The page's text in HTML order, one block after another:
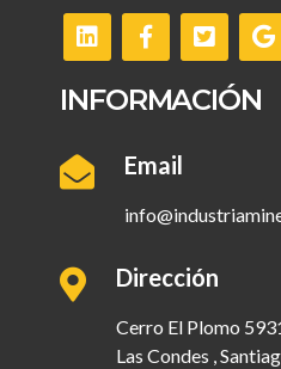
INFORMACIÓN
Email
Dirección
Cerro El Plomo
Las Condes ,